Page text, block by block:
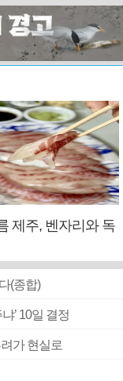
제주, 벤자리와 독
(종합)
’ 10일 결정
가 현실로